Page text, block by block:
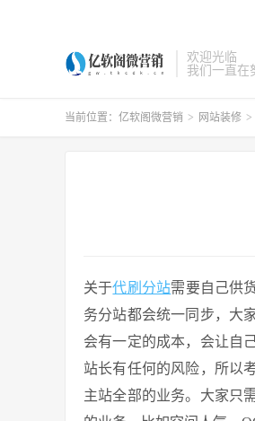
欢迎光临
我们一直在
当前位置： 亿软阁微营销 > 网站装修 >
关于代刷分站需要自己供
务分站都会统一同步，大
会有一定的成本，会让自
站长有任何的风险，所以
主站全部的业务。大家只